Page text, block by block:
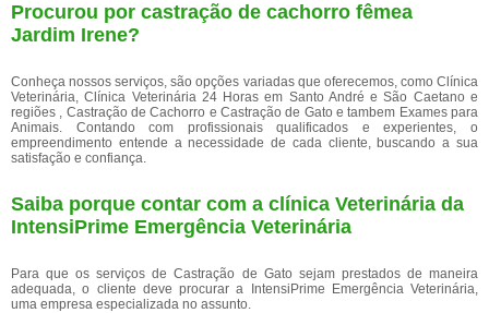
Procurou por castração de cachorro fêmea
Jardim Irene?
Conheça nossos serviços, são opções variadas que oferecemos, como Clínica
Veterinária, Clínica Veterinária 24 Horas em Santo André e São Caetano e
regiões , Castração de Cachorro e Castração de Gato e tambem Exames para
Animais. Contando com profissionais qualificados e experientes, o
empreendimento entende a necessidade de cada cliente, buscando a sua
satisfação e confiança.
Saiba porque contar com a clínica Veterinária da
IntensiPrime Emergência Veterinária
Para que os serviços de Castração de Gato sejam prestados de maneira
adequada, o cliente deve procurar a IntensiPrime Emergência Veterinária,
uma empresa especializada no assunto.